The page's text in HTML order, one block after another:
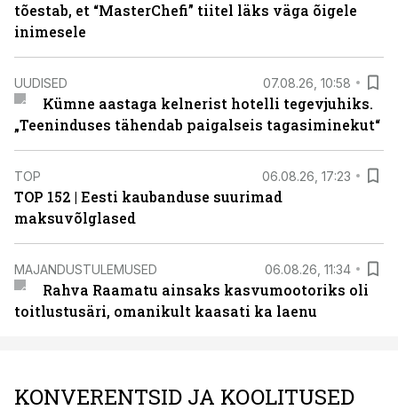
tõestab, et “MasterChefi” tiitel läks väga õigele
inimesele
UUDISED 07.08.26, 10:58
Kümne aastaga kelnerist hotelli tegevjuhiks.
„Teeninduses tähendab paigalseis tagasiminekut“
TOP 06.08.26, 17:23
TOP 152 | Eesti kaubanduse suurimad
maksuvõlglased
MAJANDUSTULEMUSED 06.08.26, 11:34
Rahva Raamatu ainsaks kasvumootoriks oli
toitlustusäri, omanikult kaasati ka laenu
KONVERENTSID JA KOOLITUSED